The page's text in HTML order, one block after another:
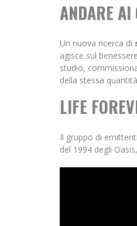
ANDARE
Un nuova ricerca di
agisce sul
studio,
della stessa
LIFE
Il gruppo di
del 1994 degli